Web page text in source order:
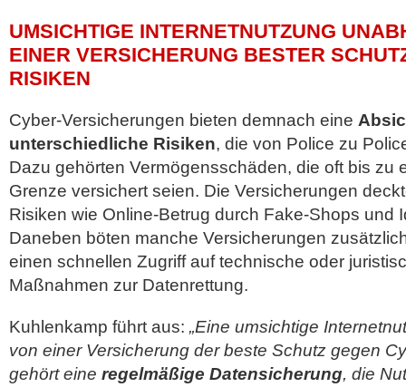
UMSICHTIGE INTERNETNUTZUNG
EINER VERSICHERUNG BESTER
RISIKEN
Cyber-Versicherungen bieten demnach eine
unterschiedliche Risiken, die von Police zu
Dazu gehörten Vermögensschäden, die oft bis zu
Grenze versichert seien. Die Versicherungen
Risiken wie Online-Betrug durch Fake-Shops und
Daneben böten manche Versicherungen
einen schnellen Zugriff auf technische oder
Maßnahmen zur Datenrettung.
Kuhlenkamp führt aus: „Eine umsichtige
von einer Versicherung der beste Schutz gegen
gehört eine regelmäßige Datensicherung, die